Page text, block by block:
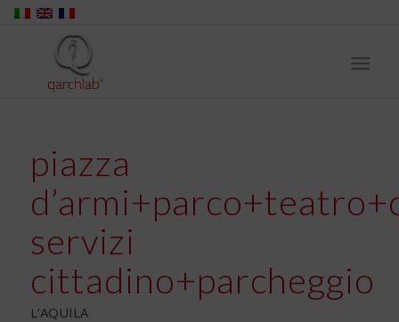
piazza
servizi
cittadino+parcheggio
L’AQUILA